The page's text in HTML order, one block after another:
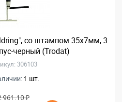
со штампом 35х7мм, 3
черный (Trodat)
306103
1 шт.
961.10 ₽